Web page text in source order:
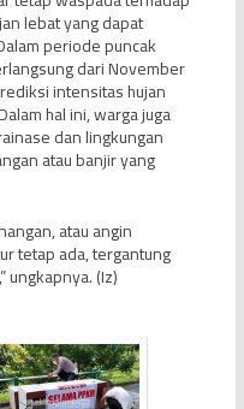
lebat yang dapat
periode puncak
dari November
intensitas hujan
hal ini, warga juga
dan lingkungan
atau banjir yang
atau angin
tetap ada, tergantung
ungkapnya. (Iz)